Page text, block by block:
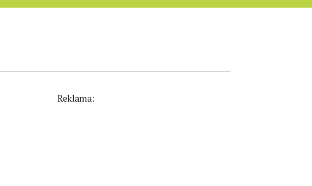
Reklama: